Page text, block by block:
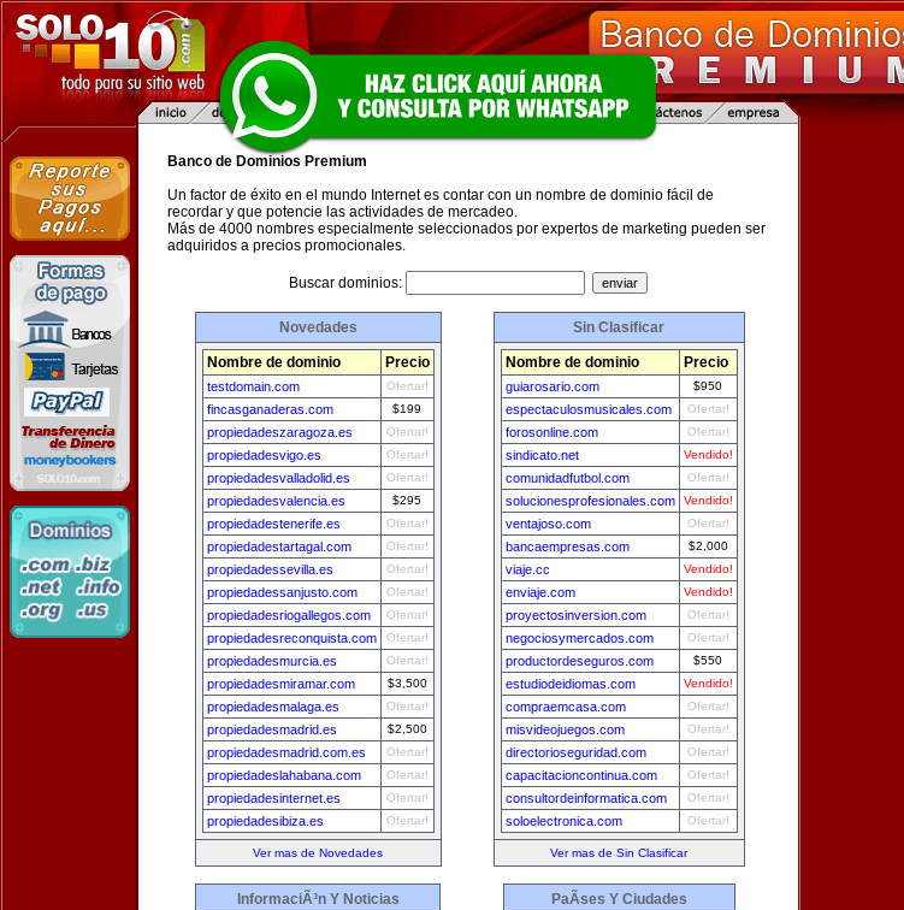
Banco de Dominios Premium
Un factor de éxito en el mundo Internet es contar con un nombre de dominio fácil de
recordar y que potencie las actividades de mercadeo.
Más de 4000 nombres especialmente seleccionados por expertos de marketing pueden ser
adquiridos a precios promocionales.
Buscar dominios:
Novedades
Nombre de dominio Precio
testdomain.com Ofertar!
fincasganaderas.com $199
propiedadeszaragoza.es Ofertar!
propiedadesvigo.es Ofertar!
propiedadesvalladolid.es Ofertar!
propiedadesvalencia.es $295
propiedadestenerife.es Ofertar!
propiedadestartagal.com Ofertar!
propiedadessevilla.es Ofertar!
propiedadessanjusto.com Ofertar!
propiedadesriogallegos.com Ofertar!
propiedadesreconquista.com Ofertar!
propiedadesmurcia.es Ofertar!
propiedadesmiramar.com $3,500
propiedadesmalaga.es Ofertar!
propiedadesmadrid.es $2,500
propiedadesmadrid.com.es Ofertar!
propiedadeslahabana.com Ofertar!
propiedadesinternet.es Ofertar!
propiedadesibiza.es Ofertar!
Ver mas de Novedades
Sin Clasificar
Nombre de dominio Precio
guiarosario.com $950
espectaculosmusicales.com Ofertar!
forosonline.com Ofertar!
sindicato.net Vendido!
comunidadfutbol.com Ofertar!
solucionesprofesionales.com Vendido!
ventajoso.com Ofertar!
bancaempresas.com $2,000
viaje.cc Vendido!
enviaje.com Vendido!
proyectosinversion.com Ofertar!
negociosymercados.com Ofertar!
productordeseguros.com $550
estudiodeidiomas.com Vendido!
compraemcasa.com Ofertar!
misvideojuegos.com Ofertar!
directorioseguridad.com Ofertar!
capacitacioncontinua.com Ofertar!
consultordeinformatica.com Ofertar!
soloelectronica.com Ofertar!
Ver mas de Sin Clasificar
InformaciÃ³n Y Noticias PaÃ­ses Y Ciudades